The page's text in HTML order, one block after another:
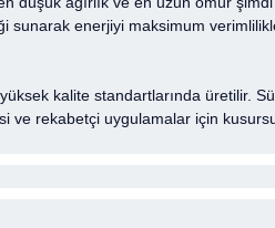
sunarak enerjiyi maksimum
kalite standartlarında üretilir.
ve rekabetçi uygulamalar için